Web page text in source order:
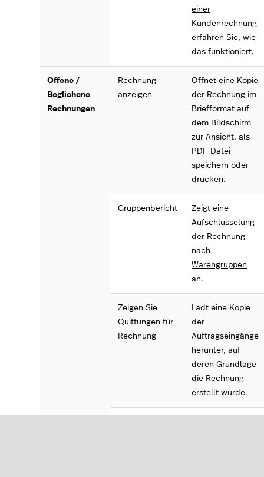
einer
Kundenrechnung
erfahren Sie, wie
das funktioniert.
Offene /
Beglichene
Rechnungen
Rechnung
anzeigen
Öffnet eine Kopie
der Rechnung im
Briefformat auf
dem Bildschirm
zur Ansicht, als
PDF-Datei
speichern oder
drucken.
Gruppenbericht
Zeigt eine
Aufschlüsselung
der Rechnung
nach
Warengruppen
an.
Zeigen Sie
Quittungen für
Rechnung
Lädt eine Kopie
der
Auftragseingänge
herunter, auf
deren Grundlage
die Rechnung
erstellt wurde.